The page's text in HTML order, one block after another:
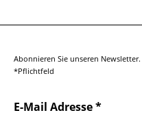
Abonnieren Sie unseren Newsletter.
*Pflichtfeld
E-Mail Adresse